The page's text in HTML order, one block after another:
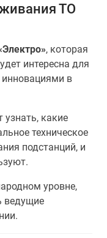
ТО
, которая
интересна для
инновациями в
какие
техническое
подстанций, и
уровне,
ведущие